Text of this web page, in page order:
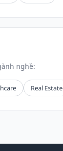
nghề:
Real Estate